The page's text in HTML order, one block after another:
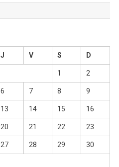
J V S D
1 2
6 7 8 9
13 14 15 16
20 21 22 23
27 28 29 30